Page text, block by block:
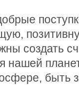
создать
нашей